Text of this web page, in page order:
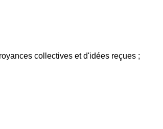
collectives et d'idées reçues ;